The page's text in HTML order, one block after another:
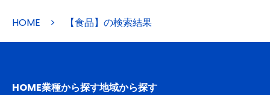
HOME > 【食品】の検索結果
HOME業種から探す地域から探す